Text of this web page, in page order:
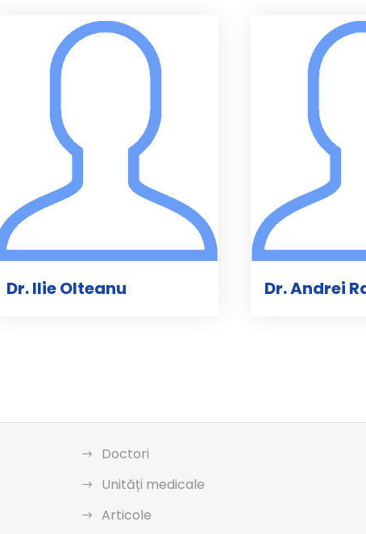
Dr. Ilie Olteanu Dr. Andrei
Doctori
Unități medicale
Articole